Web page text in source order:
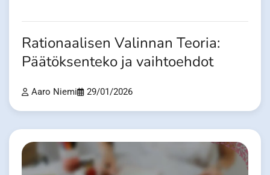
Rationaalisen Valinnan Teoria:
Päätöksenteko ja vaihtoehdot
Aaro Niemi 29/01/2026